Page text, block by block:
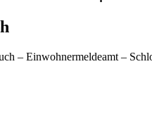
– Einwohnermeldeamt –